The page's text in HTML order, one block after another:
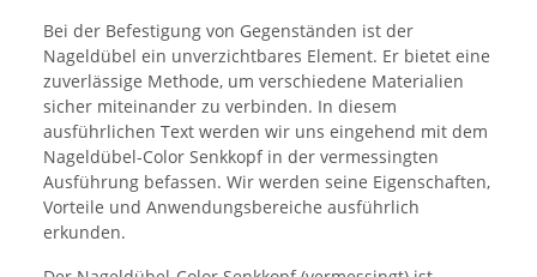
Bei der Befestigung von Gegenständen ist der
Nageldübel ein unverzichtbares Element. Er bietet eine
zuverlässige Methode, um verschiedene Materialien
sicher miteinander zu verbinden. In diesem
ausführlichen Text werden wir uns eingehend mit dem
Nageldübel-Color Senkkopf in der vermessingten
Ausführung befassen. Wir werden seine Eigenschaften,
Vorteile und Anwendungsbereiche ausführlich
erkunden.